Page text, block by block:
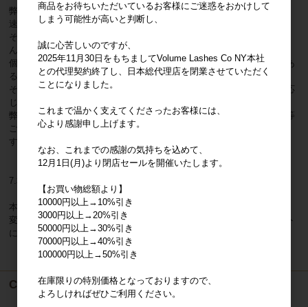
弊社は、ご本人から自己の個人情報についての開示の請求がある場合、
速やかに開示を致します。
その際、ご本人であることが確認できない場合には、開示に応じませ
ん。
個人情報の内容に誤りがあり、ご本人から訂正・追加・削除の請求があ
る場合、調査の上、速やかにこれらの請求に対応致します。
その際、ご本人であることが確認できない場合には、これらの請求に応
じません。
弊社の個人情報の取り扱いにつきまして、上記の請求・お問い合わせ等
ございましたら、下記までご連絡くださいますようお願い申し上げま
す。
7.本方針の変更
本方針の内容は変更されることがあります。
変更後の本方針については、弊社が別途定める場合を除いて、当サイト
に掲載した時から効力を生じるものとします。
Cart
商品をお待ちいただいているお客様にご迷惑をおかけして
しまう可能性が高いと判断し、
誠に心苦しいのですが、
2025年11月30日をもちましてVolume Lashes Co NY本社
との代理契約終了し、日本総代理店を閉業させていただく
ことになりました。
これまで温かく支えてくださったお客様には、
心より感謝申し上げます。
なお、これまでの感謝の気持ちを込めて、
12月1日(月)より閉店セールを開催いたします。
【お買い物総額より】
10000円以上→10%引き
3000円以上→20%引き
50000円以上→30%引き
70000円以上→40%引き
100000円以上→50%引き
在庫限りの特別価格となっておりますので、
よろしければぜひご利用ください。